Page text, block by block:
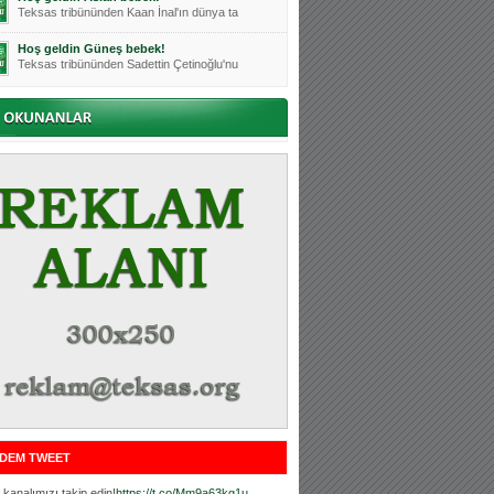
Teksas tribününden Kaan İnal'ın dünya ta
Hoş geldin Güneş bebek!
Teksas tribününden Sadettin Çetinoğlu'nu
Mutluluklar Ceyhun Tetik
Teksas tribünlerinin sevilen isimlerinde
Bursasporumuzun önü açılsın is
Hoş geldin Alaz Bebek!
Teksas.org sistem yöneticisi, ekibimizin
Hoş geldin Göktuğ Bebek!
Teksas.org ekibimizden ve tribünlerimizi
Teksas tribünlerinden Basri İleri'nin dü
Hoş geldin Kerem Bebek!
Tribünlerimizden Mesut Ulusoy'un (Duka)
TWEET